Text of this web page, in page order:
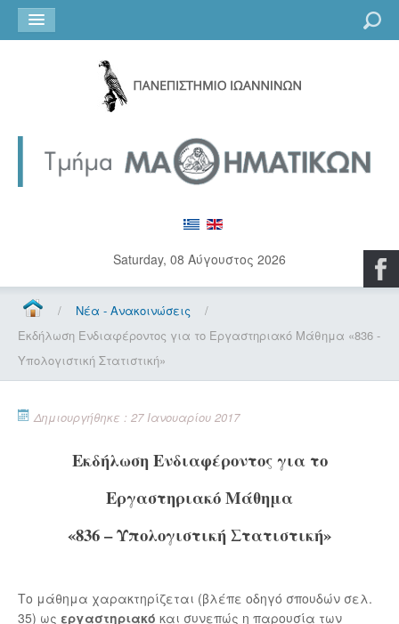
Saturday, 08 Αύγουστος 2026
/ Νέα - Ανακοινώσεις
/
Εκδήλωση Ενδιαφέροντος για το Εργαστηριακό Μάθημα «836 -
Υπολογιστική Στατιστική»
Δημιουργήθηκε : 27 Ιανουαρίου 2017
Εκδήλωση Ενδιαφέροντος για το
Εργαστηριακό Μάθημα
«836 – Υπολογιστική Στατιστική»
Το μάθημα χαρακτηρίζεται (βλέπε οδηγό σπουδών σελ.
35) ως εργαστηριακό και συνεπώς η παρουσία των